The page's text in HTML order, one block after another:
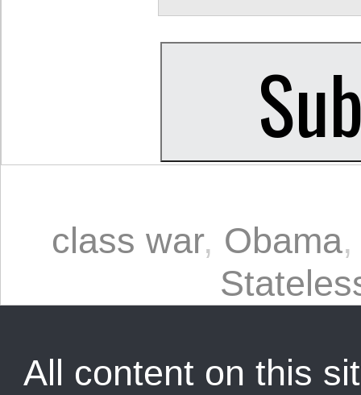
class war, Obama
All content on this